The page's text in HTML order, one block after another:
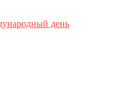
день